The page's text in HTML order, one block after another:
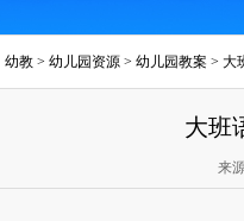
幼教 > 幼儿园资源 > 幼儿园教案 > 大
大班
来